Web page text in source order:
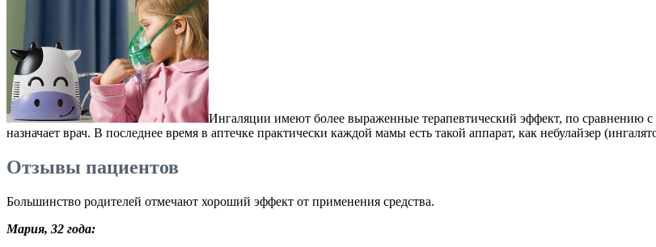
Ингаляции имеют более выраженные терапевтический эффект, по сравнению
назначает врач. В последнее время в аптечке практически каждой мамы есть такой аппарат, как небулайзер
Отзывы пациентов
Большинство родителей отмечают хороший эффект от применения средства.
Мария, 32 года: